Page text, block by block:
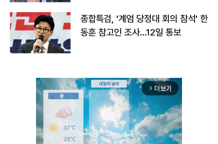
종합특검, '계엄 당정대 회의 참석' 한
동훈 참고인 조사...12일 통보
arrow_forward_ios 더보기